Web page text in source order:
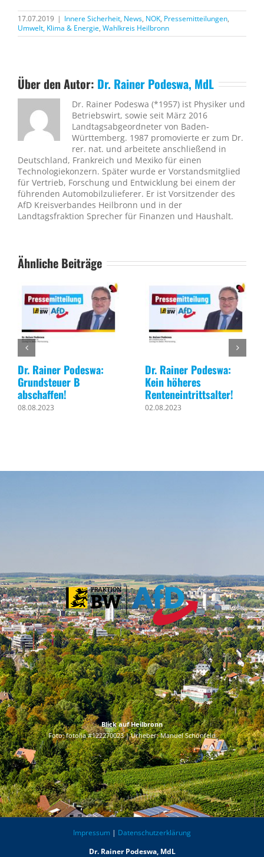
17.07.2019 | Innere Sicherheit, News, NOK, Pressemitteilungen,
Umwelt, Klima & Energie, Wahlkreis Heilbronn
Über den Autor: Dr. Rainer Podeswa, MdL
Dr. Rainer Podeswa (*1957) ist Physiker und
Betriebswirt, sowie seit März 2016
Landtagsabgeordneter von Baden-
Württemberg. 1987 promovierte er zum Dr.
rer. nat. und arbeitete anschließend in
Deutschland, Frankreich und Mexiko für einen
Technologiekonzern. Später wurde er Vorstandsmitglied
für Vertrieb, Forschung und Entwicklung bei einem der
führenden Automobilzulieferer. Er ist Vorsitzender des
AfD Kreisverbandes Heilbronn und in der
Landtagsfraktion Sprecher für Finanzen und Haushalt.
Ähnliche Beiträge
Dr. Rainer Podeswa:
Grundsteuer B
abschaffen!
08.08.2023
Dr. Rainer Podeswa:
Kein höheres
Renteneintrittsalter!
02.08.2023
Blick auf Heilbronn
Foto: fotolia #122270023 | Urheber: Manuel Schönfeld
Impressum | Datenschutzerklärung
Dr. Rainer Podeswa, MdL